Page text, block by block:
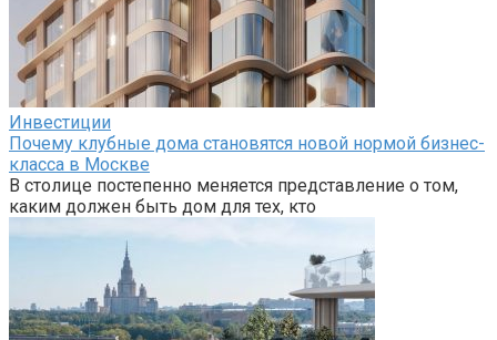
Инвестиции
Почему клубные дома становятся новой нормой бизнес-
класса в Москве
В столице постепенно меняется представление о том,
каким должен быть дом для тех, кто